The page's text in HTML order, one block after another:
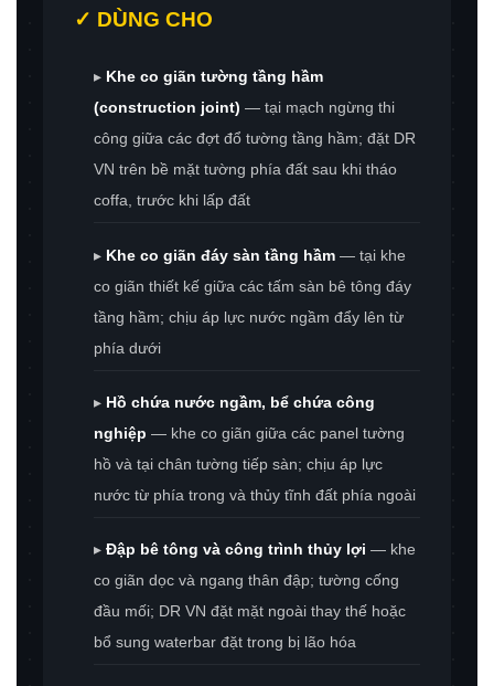
✓ DÙNG CHO
▸ Khe co giãn tường tầng hầm
(construction joint) — tại mạch ngừng thi
công giữa các đợt đổ tường tầng hầm; đặt DR
VN trên bề mặt tường phía đất sau khi tháo
coffa, trước khi lấp đất
▸ Khe co giãn đáy sàn tầng hầm — tại khe
co giãn thiết kế giữa các tấm sàn bê tông đáy
tầng hầm; chịu áp lực nước ngầm đẩy lên từ
phía dưới
▸ Hồ chứa nước ngầm, bể chứa công
nghiệp — khe co giãn giữa các panel tường
hồ và tại chân tường tiếp sàn; chịu áp lực
nước từ phía trong và thủy tĩnh đất phía ngoài
▸Đập bê tông và công trình thủy lợi — khe
co giãn dọc và ngang thân đập; tường cống
đầu mối; DR VN đặt mặt ngoài thay thế hoặc
bổ sung waterbar đặt trong bị lão hóa